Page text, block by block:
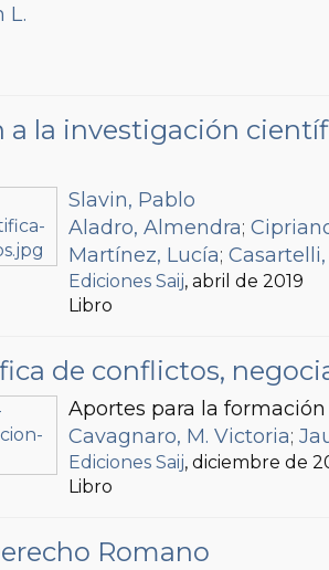
L.
a la investigación
Slavin, Pablo
Aladro, Almendra;
Martínez, Lucía;
Ediciones Saij, abril de 2019
Libro
de conflictos,
Aportes para la
Cavagnaro, M. Victoria;
Ediciones Saij, diciembre de
Libro
Romano